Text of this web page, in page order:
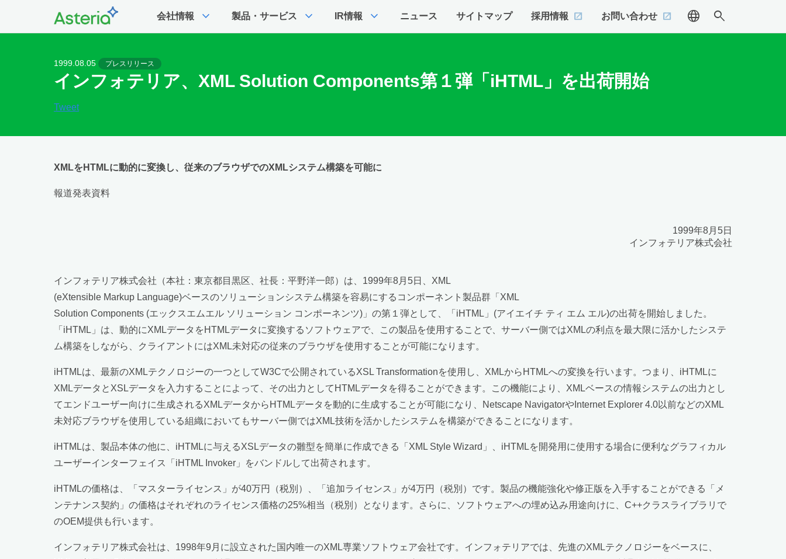
会社情報 expand_more 製品・サービス expand_more IR情報 expand_more ニュース サイトマップ 採用情報 お問い合わせ language search
1999.08.05 プレスリリース
インフォテリア、XML Solution Components第１弾「iHTML」を出荷開始
Tweet
XMLをHTMLに動的に変換し、従来のブラウザでのXMLシステム構築を可能に
報道発表資料
1999年8月5日
インフォテリア株式会社
インフォテリア株式会社（本社：東京都目黒区、社長：平野洋一郎）は、1999年8月5日、XML
(eXtensible Markup Language)ベースのソリューションシステム構築を容易にするコンポーネント製品群「XML
Solution Components (エックスエムエル ソリューション コンポーネンツ)」の第１弾として、「iHTML」(アイエイチ ティ エム エル)の出荷を開始しました。
「iHTML」は、動的にXMLデータをHTMLデータに変換するソフトウェアで、この製品を使用することで、サーバー側ではXMLの利点を最大限に活かしたシステ
ム構築をしながら、クライアントにはXML未対応の従来のブラウザを使用することが可能になります。
iHTMLは、最新のXMLテクノロジーの一つとしてW3Cで公開されているXSL Transformationを使用し、XMLからHTMLへの変換を行います。つまり、iHTMLに
XMLデータとXSLデータを入力することによって、その出力としてHTMLデータを得ることができます。この機能により、XMLベースの情報システムの出力とし
てエンドユーザー向けに生成されるXMLデータからHTMLデータを動的に生成することが可能になり、Netscape NavigatorやInternet Explorer 4.0以前などのXML
未対応ブラウザを使用している組織においてもサーバー側ではXML技術を活かしたシステムを構築ができることになります。
iHTMLは、製品本体の他に、iHTMLに与えるXSLデータの雛型を簡単に作成できる「XML Style Wizard」、iHTMLを開発用に使用する場合に便利なグラフィカル
ユーザーインターフェイス「iHTML Invoker」をバンドルして出荷されます。
iHTMLの価格は、「マスターライセンス」が40万円（税別）、「追加ライセンス」が4万円（税別）です。製品の機能強化や修正版を入手することができる「メ
ンテナンス契約」の価格はそれぞれのライセンス価格の25%相当（税別）となります。さらに、ソフトウェアへの埋め込み用途向けに、C++クラスライブラリで
のOEM提供も行います。
インフォテリア株式会社は、1998年9月に設立された国内唯一のXML専業ソフトウェア会社です。インフォテリアでは、先進のXMLテクノロジーをベースに、